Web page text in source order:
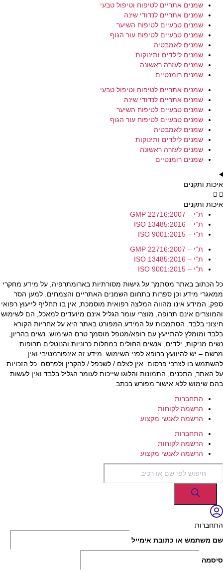
שמנים אתריים לטיפוח וטיפול טבעי
שמנים אתריים לנדודי שינה
שמנים טבעיים לטיפוח השיער
שמנים טבעיים לטיפוח עור הגוף
שמנים לאמבטיה
שמנים לילדים ותינוקות
שמנים לעזרה ראשונה
שמנים רומנטיים
שמנים אתריים לטיפוח וטיפול טבעי
שמנים אתריים לנדודי שינה
שמנים טבעיים לטיפוח השיער
שמנים טבעיים לטיפוח עור הגוף
שמנים לאמבטיה
שמנים לילדים ותינוקות
שמנים לעזרה ראשונה
שמנים רומנטיים
איכות ותקנים
איכות ותקנים
ת”י – GMP 22716:2007
ת”י – ISO 13485:2016
ת”י – ISO 9001:2015
ת”י – GMP 22716:2007
ת”י – ISO 13485:2016
ת”י – ISO 9001:2015
כל הכתוב באתר מסתמך על גישות מסורתיות בארומתרפיה, על מידע מחקרי
ממאגרי מידע וכן ספרות בתחום השמנים האתריים והצמחים. למען הסר
ספק, המידע אינו מהווה המלצה רפואית מוסמכת, אין בו תחליף לייעוץ רפואי
והמוצרים אינם תרופה, מוצרי עומר הגליל אינם מיועדים למאכל, הם לשימוש
חיצוני בלבד. הסתמכות על המידע המפורט באתר היא על אחריות הקורא
בלבד ומומלץ להתייעץ עם רופא/מטפל מוסמך טרם השימוש. נשים בהריון,
נשים מניקות, ילדים, אנשים החולים במחלות כרוניות והנוטלים תרופות
מרשם – יש להיוועץ ברופא לפני השימוש. מידע זה אינפורמטיבי ואין
להשתמש בו לצרכי פרסום. אין לצלם / לשכפל / להקרין ולפרסם. כל הזכויות
על האתר, התכנים, התמונות והלוגו שייכות לעומר הגליל בלבד ואין לעשות
בהם שימוש ללא אישור מפורש בכתב.
התחברות
הרשמה לקוחות
הרשמה לאנשי מקצוע
התחברות
הרשמה לקוחות
הרשמה לאנשי מקצוע
search
התחברות
שם משתמש או כתובת אימייל
סיסמה